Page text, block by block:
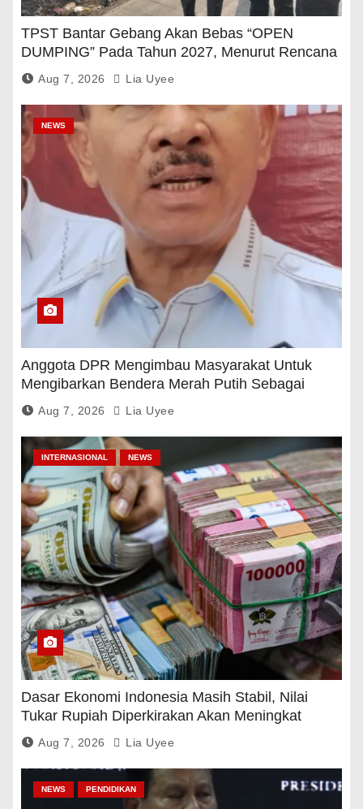
TPST Bantar Gebang Akan Bebas “OPEN
DUMPING” Pada Tahun 2027, Menurut Rencana
Pemerintah
Aug 7, 2026 Lia Uyee
NEWS
Anggota DPR Mengimbau Masyarakat Untuk
Mengibarkan Bendera Merah Putih Sebagai
Tanda Rasa Terima Kasih
Aug 7, 2026 Lia Uyee
INTERNASIONAL NEWS
Dasar Ekonomi Indonesia Masih Stabil, Nilai
Tukar Rupiah Diperkirakan Akan Meningkat
Aug 7, 2026 Lia Uyee
NEWS PENDIDIKAN